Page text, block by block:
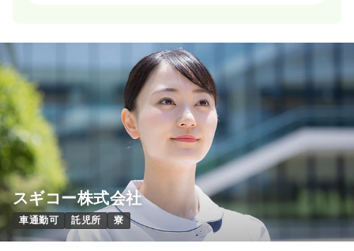
/月
時間 8:45～17:45（休憩60分）
日祝休み
4週8休以上
担当業務未経験可
月給37万円以上可
気になる 詳細を見る
日勤のみ（パート） 一時募集休止
給与 時給2,000円
スギコー株式会社
車通勤可 託児所 寮